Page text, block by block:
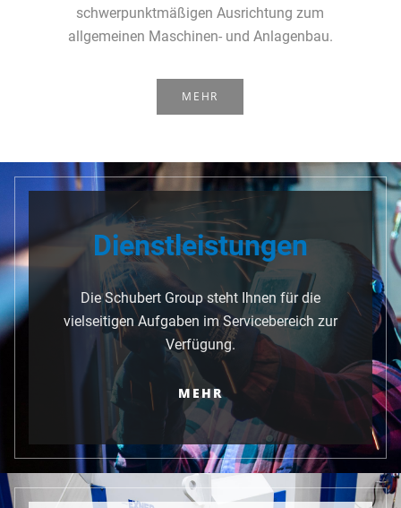
schwerpunktmäßigen Ausrichtung zum
allgemeinen Maschinen- und Anlagenbau.
MEHR
Dienstleistungen
Die Schubert Group steht Ihnen für die
vielseitigen Aufgaben im Servicebereich zur
Verfügung.
MEHR